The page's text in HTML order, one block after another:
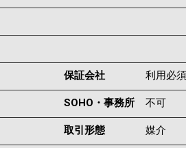
保証会社 利用必須
SOHO・事務所 不可
取引形態 媒介